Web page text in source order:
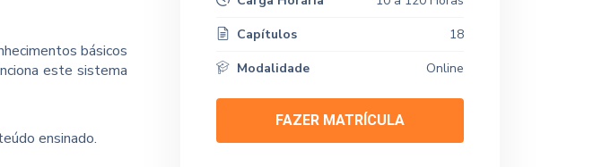
básicos
este sistema
ensinado.
Capítulos
18
Modalidade
Online
FAZER MATRÍCULA